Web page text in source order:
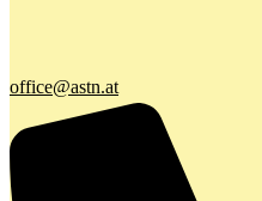
office@astn.at